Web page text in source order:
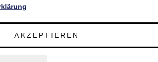
AKZEPTIEREN